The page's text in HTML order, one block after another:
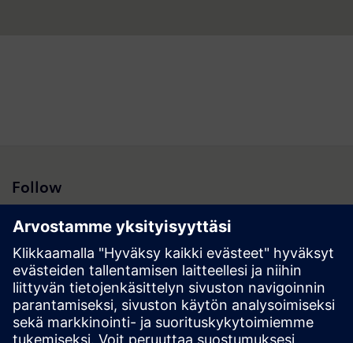
Follow
Hakutulokset | Yhtiö | Siemens
© Siemens 1996 – 2026